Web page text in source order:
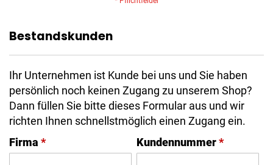
Bestandskunden
Ihr Unternehmen ist Kunde bei uns und Sie haben
persönlich noch keinen Zugang zu unserem Shop?
Dann füllen Sie bitte dieses Formular aus und wir
richten Ihnen schnellstmöglich einen Zugang ein.
Firma * Kundennummer*